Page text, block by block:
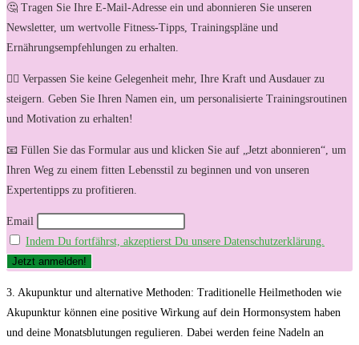
🤔 Tragen Sie Ihre E-Mail-Adresse ein und abonnieren Sie unseren
Newsletter, um wertvolle Fitness-Tipps, Trainingspläne und
Ernährungsempfehlungen zu erhalten.
🏋️‍♀️ Verpassen Sie keine Gelegenheit mehr, Ihre Kraft und Ausdauer zu
steigern. Geben Sie Ihren Namen ein, um personalisierte Trainingsroutinen
und Motivation zu erhalten!
📧 Füllen Sie das Formular aus und klicken Sie auf „Jetzt abonnieren“, um
Ihren Weg zu einem fitten Lebensstil zu beginnen und von unseren
Expertentipps zu profitieren.
Email
Indem Du fortfährst, akzeptierst Du unsere Datenschutzerklärung.
3. Akupunktur und alternative Methoden: Traditionelle Heilmethoden wie
Akupunktur können eine positive Wirkung auf dein Hormonsystem haben
und deine Monatsblutungen regulieren. Dabei werden feine Nadeln an